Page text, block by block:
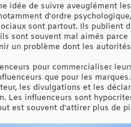
idée de suivre aveuglément
d'ordre
sont partout. Ils publient
sont souvent mal aimés
un problème dont les
pour commercialiser
que pour les
les divulgations et les
Les influenceurs sont
est souvent d'attirer plus de